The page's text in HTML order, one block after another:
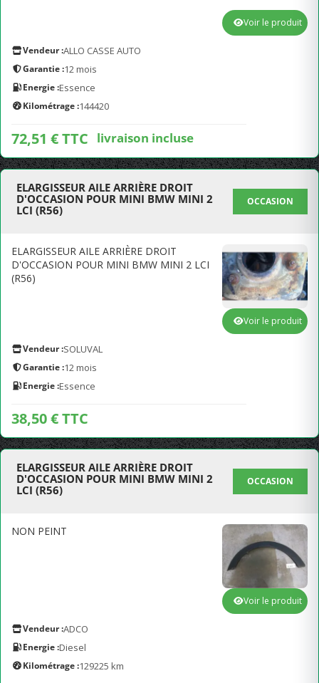
Vendeur :ALLO CASSE AUTO
Garantie :12 mois
Energie :Essence
Kilométrage :144420
72,51 € TTC livraison incluse
Voir le produit
ELARGISSEUR AILE ARRIÈRE DROIT
D'OCCASION POUR MINI BMW MINI 2
LCI (R56)
OCCASION
ELARGISSEUR AILE ARRIÈRE DROIT
D'OCCASION POUR MINI BMW MINI 2 LCI
(R56)
Vendeur :SOLUVAL
Garantie :12 mois
Energie :Essence
38,50 € TTC
Voir le produit
ELARGISSEUR AILE ARRIÈRE DROIT
D'OCCASION POUR MINI BMW MINI 2
LCI (R56)
OCCASION
NON PEINT
Vendeur :ADCO
Energie :Diesel
Kilométrage :129225 km
Voir le produit